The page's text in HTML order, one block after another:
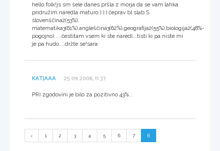
hello folk!js sm šele danes pršla z morja da se vam lahka
pridružim.naredla maturo:):):) čeprav bl slab:S
slovenščina2(53%),
matematika3(61%),angleščina3(62%),geografija2(55%),biologija2(48%-
pogojno).....čestitam vsem ki ste naredl...tisti ki pa niste mi
je pa hudo....držte se!sara
KATJAAA 25.09.2006, 11:37
PRI zgodovini je bilo za pozitivno 43%...
1 2 3 4 5 6 7 8